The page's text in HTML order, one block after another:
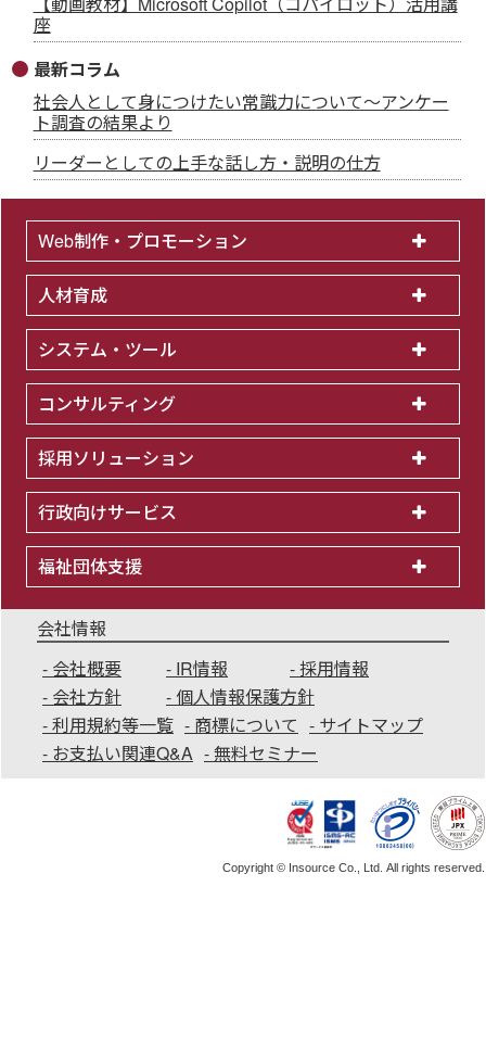
座
最新コラム
社会人として身につけたい常識力について～アンケー
ト調査の結果より
リーダーとしての上手な話し方・説明の仕方
Web制作・プロモーション
人材育成
システム・ツール
コンサルティング
採用ソリューション
行政向けサービス
福祉団体支援
会社情報
会社概要
IR情報
採用情報
会社方針
個人情報保護方針
利用規約等一覧
商標について
サイトマップ
お支払い関連Q&A
無料セミナー
Copyright © Insource Co., Ltd. All rights reserved.